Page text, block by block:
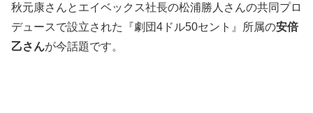
秋元康さんとエイベックス社長の松浦勝人さんの共同プロ
デュースで設立された『劇団4ドル50セント』所属の安倍
乙さんが今話題です。